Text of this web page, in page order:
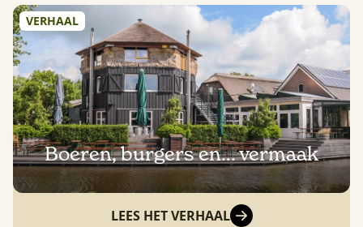
VERHAAL
Boeren, burgers en... vermaak
LEES HET VERHAAL